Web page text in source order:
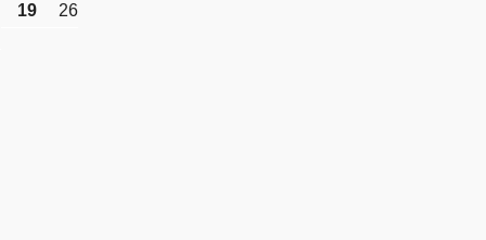
19
26